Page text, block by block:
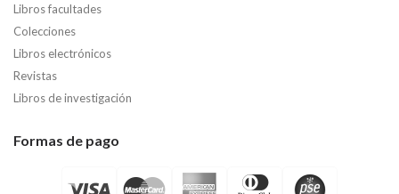
Libros facultades
Colecciones
Libros electrónicos
Revistas
Libros de investigación
Formas de pago